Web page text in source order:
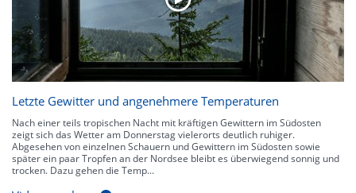
Letzte Gewitter und angenehmere Temperaturen
Nach einer teils tropischen Nacht mit kräftigen Gewittern im Südosten
zeigt sich das Wetter am Donnerstag vielerorts deutlich ruhiger.
Abgesehen von einzelnen Schauern und Gewittern im Südosten sowie
später ein paar Tropfen an der Nordsee bleibt es überwiegend sonnig und
trocken. Dazu gehen die Temp...